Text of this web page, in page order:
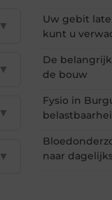
▼
▼
▼
▼
Uw gebit
kunt u
De
de bouw
Fysio in
naar